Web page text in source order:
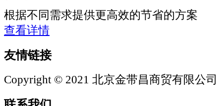
根据不同需求提供更高效的节省的方案
查看详情
友情链接
Copyright © 2021 北京金带昌商贸有限公司